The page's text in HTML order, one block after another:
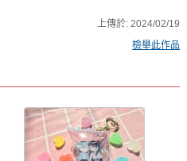
上傳於: 2024/02/19
檢舉此作品